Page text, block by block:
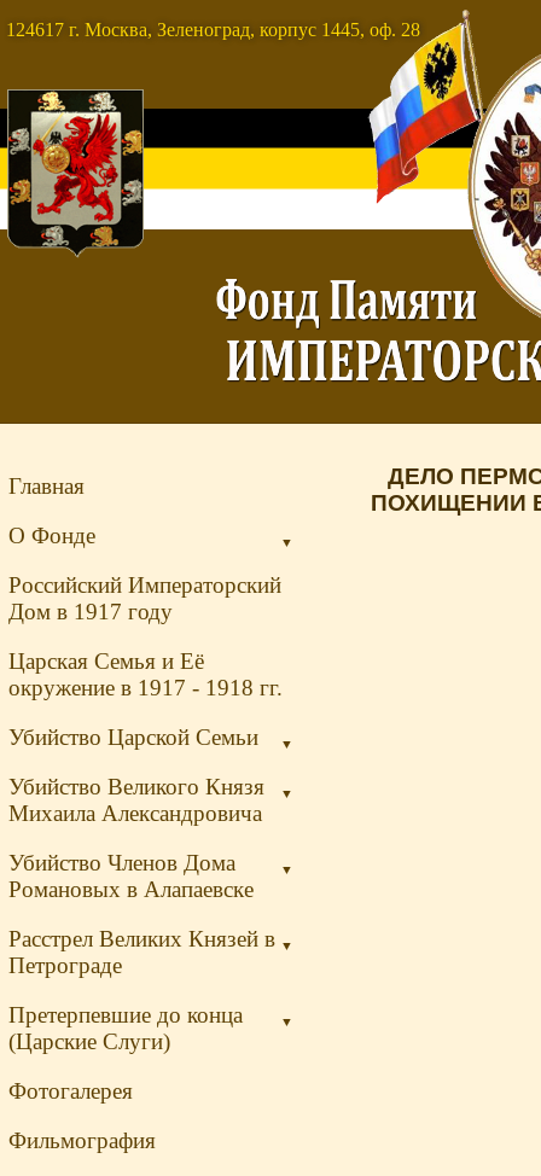
124617 г. Москва, Зеленоград, корпус 1445, оф. 28
Главная
▼
О Фонде
Российский Императорский
Дом в 1917 году
Царская Семья и Её
окружение в 1917 - 1918 гг.
▼
Убийство Царской Семьи
▼
Убийство Великого Князя
Михаила Александровича
▼
Убийство Членов Дома
Романовых в Алапаевске
▼
Расстрел Великих Князей в
Петрограде
▼
Претерпевшие до конца
(Царские Слуги)
Фотогалерея
Фильмография
ДЕЛО
ПОХИЩЕНИИ